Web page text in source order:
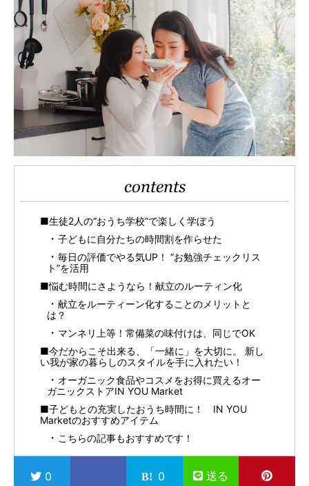
contents
■生徒2人の“おうち学校”で楽しく学ぼう
子どもに自分たちの時間割を作らせた
毎日の評価でやる気UP！ “お勉強チェックリス
ト”を活用
■悩む時間にさようなら！献立のルーティン化
献立をルーティーン化することのメリットと
は？
マンネリ上等！常備菜の味付けは、同じでOK
■今だからこそ出来る、「一緒に」を大切に。 新し
い我が家の暮らしのスタイルを手に入れたい！
オーガニック食品やコスメをお得に買えるオー
ガニックストアIN YOU Market
■子どもとの充実したおうち時間に！ IN YOU
Marketのおすすめアイテム
こちらの記事もおすすめです！
0 0 送る